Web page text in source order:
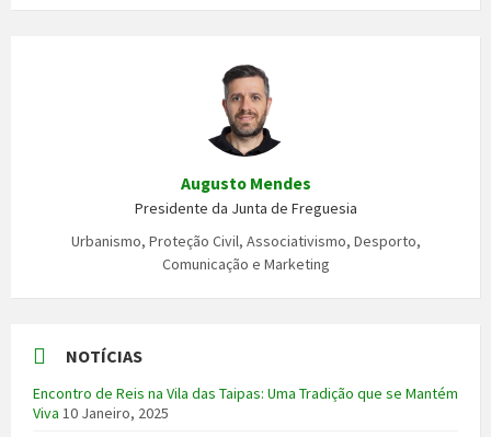
Augusto Mendes
Presidente da Junta de Freguesia
Urbanismo, Proteção Civil, Associativismo, Desporto,
Comunicação e Marketing
NOTÍCIAS
Encontro de Reis na Vila das Taipas: Uma Tradição que se Mantém
Viva 10 Janeiro, 2025